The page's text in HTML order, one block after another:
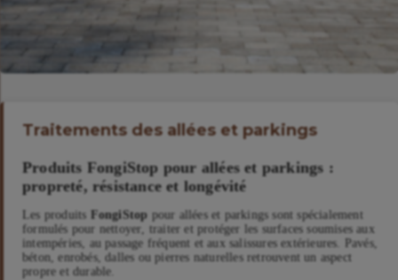
Traitements des allées et parkings
Produits FongiStop pour allées et parkings :
propreté, résistance et longévité
Les produits FongiStop pour allées et parkings sont spécialement
formulés pour nettoyer, traiter et protéger les surfaces soumises aux
intempéries, au passage fréquent et aux salissures extérieures. Pavés,
béton, enrobés, dalles ou pierres naturelles retrouvent un aspect
propre et durable.